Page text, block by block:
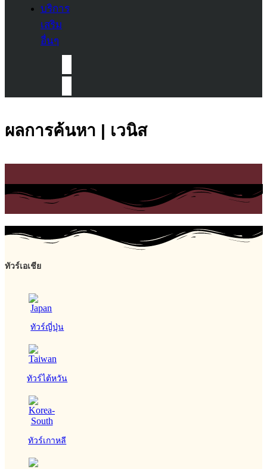
บริการ
เสริม
อื่นๆ
ผลการค้นหา | เวนิส
ทัวร์เอเชีย
ทัวร์ญี่ปุ่น
ทัวร์ไต้หวัน
ทัวร์เกาหลี